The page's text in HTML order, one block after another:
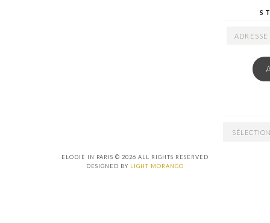
ADRESSE
ARCHIVES
ELODIE IN PARIS © 2026 ALL RIGHTS RESERVED
DESIGNED BY LIGHT MORANGO